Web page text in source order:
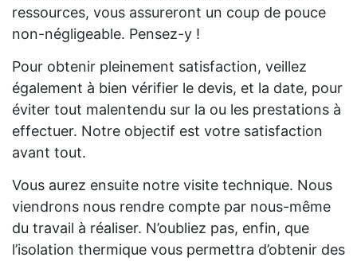
ressources, vous assureront un coup de pouce
non-négligeable. Pensez-y !
Pour obtenir pleinement satisfaction, veillez
également à bien vérifier le devis, et la date, pour
éviter tout malentendu sur la ou les prestations à
effectuer. Notre objectif est votre satisfaction
avant tout.
Vous aurez ensuite notre visite technique. Nous
viendrons nous rendre compte par nous-même
du travail à réaliser. N’oubliez pas, enfin, que
l’isolation thermique vous permettra d’obtenir des